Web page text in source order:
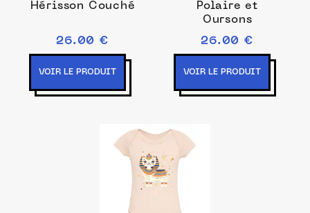
Hérisson Couché
26.00 €
VOIR LE PRODUIT
Polaire et
Oursons
26.00 €
VOIR LE PRODUIT